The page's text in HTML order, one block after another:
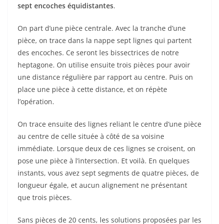
sept encoches équidistantes.
On part d’une pièce centrale. Avec la tranche d’une
pièce, on trace dans la nappe sept lignes qui partent
des encoches. Ce seront les bissectrices de notre
heptagone. On utilise ensuite trois pièces pour avoir
une distance régulière par rapport au centre. Puis on
place une pièce à cette distance, et on répète
l’opération.
On trace ensuite des lignes reliant le centre d’une pièce
au centre de celle située à côté de sa voisine
immédiate. Lorsque deux de ces lignes se croisent, on
pose une pièce à l’intersection. Et voilà. En quelques
instants, vous avez sept segments de quatre pièces, de
longueur égale, et aucun alignement ne présentant
que trois pièces.
Sans pièces de 20 cents, les solutions proposées par les